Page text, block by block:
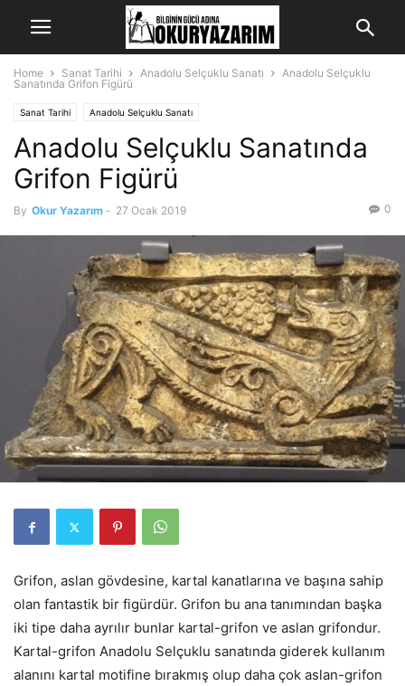
Home Sanat Tarihi Anadolu Selçuklu Sanatı
Anadolu Selçuklu
Sanatında Grifon Figürü
Sanat Tarihi Anadolu Selçuklu Sanatı
Anadolu Selçuklu Sanatında
Grifon Figürü
By Okur Yazarım - 27 Ocak 2019 0
Grifon, aslan gövdesine, kartal kanatlarına ve başına sahip
olan fantastik bir figürdür. Grifon bu ana tanımından başka
iki tipe daha ayrılır bunlar kartal-grifon ve aslan grifondur.
Kartal-grifon Anadolu Selçuklu sanatında giderek kullanım
alanını kartal motifine bırakmış olup daha çok aslan-grifon